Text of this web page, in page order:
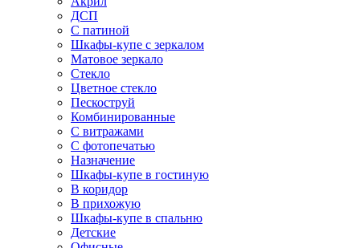
ДСП
С патиной
Шкафы-купе с зеркалом
Матовое зеркало
Стекло
Цветное стекло
Пескоструй
Комбинированные
С витражами
С фотопечатью
Назначение
Шкафы-купе в гостиную
В коридор
В прихожую
Шкафы-купе в спальню
Детские